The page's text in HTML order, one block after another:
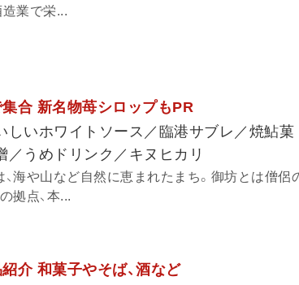
業で栄...
合 新名物苺シロップもPR
いホワイトソース／臨港サブレ／焼鮎菓
うめドリンク／キヌヒカリ
海や山など自然に恵まれたまち。御坊とは僧侶
拠点、本...
介 和菓子やそば、酒など